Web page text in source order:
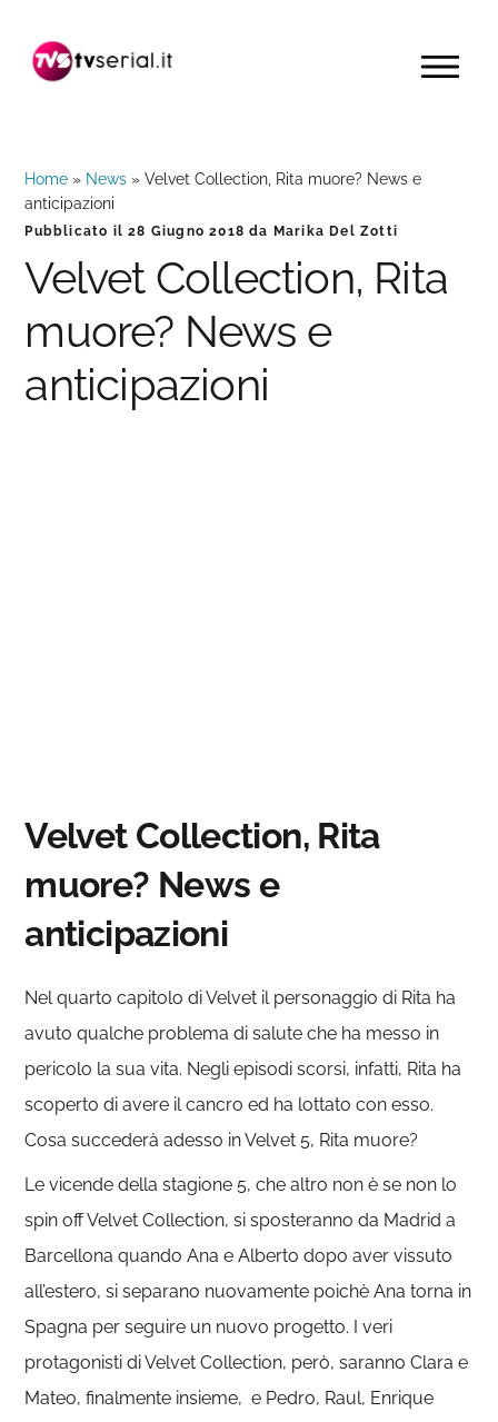
navigazione
contenuto
barra
MENU
Home » News »Velvet Collection, Rita muore? News e
anticipazioni
Pubblicato il28 Giugno 2018 da Marika Del Zotti
Velvet Collection, Rita
muore? News e
anticipazioni
Velvet Collection, Rita
muore? News e
anticipazioni
Nel quarto capitolo di Velvet il personaggio di Rita ha
avuto qualche problema di salute che ha messo in
pericolo la sua vita. Negli episodi scorsi, infatti, Rita ha
scoperto di avere il cancro ed ha lottato con esso.
Cosa succederà adesso in Velvet 5, Rita muore?
Le vicende della stagione 5, che altro non è se non lo
spin off Velvet Collection, si sposteranno da Madrid a
Barcellona quando Ana e Alberto dopo aver vissuto
all’estero, si separano nuovamente poichè Ana torna in
Spagna per seguire un nuovo progetto. I veri
protagonisti di Velvet Collection, però, saranno Clara e
Mateo, finalmente insieme, e Pedro, Raul, Enrique